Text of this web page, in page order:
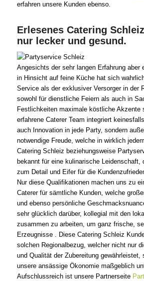
erfahren unsere Kunden ebenso.
Erlesenes Catering
nur lecker und gesund.
Angesichts der sehr langen Erfahrung aber
in Hinsicht auf feine Küche hat sich
Service als der exklusiver Versorger in der
sowohl für dienstliche Feiern als auch in
Festlichkeiten maximale köstliche Akzente
erfahrene Caterer Team integriert
auch Innovation in jede Party, sondern
notwendige Freude, welche in wirklich
Catering Schleiz beziehungsweise
bekannt für eine kulinarische Leidenschaft,
zum Detail und Eifer für die
Nur diese Qualifikationen machen uns zu
Caterer für sämtliche Kunden, welche
und ebenso persönliche
sehr glücklich darüber, kollegial mit den
zusammen zu arbeiten, um ganz frische,
Erzeugnisse . Diese Catering Schleiz
solchen Regionalbezug, welcher nicht nur
und Qualität der Zubereitung gewährleistet,
unsere ansässige Ökonomie maßgeblich
Aufschlussreich ist unsere Partnerseite